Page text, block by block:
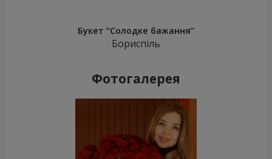
Букет “Солодке бажання”
Бориспіль
Фотогалерея